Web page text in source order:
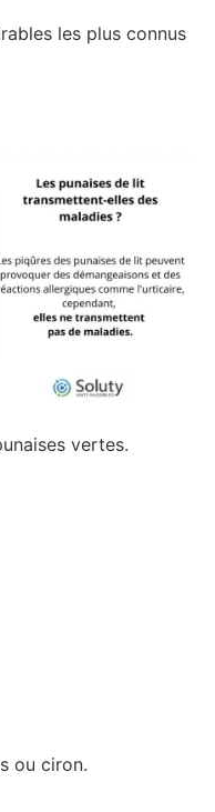
les plus connus
vertes.
ou ciron.